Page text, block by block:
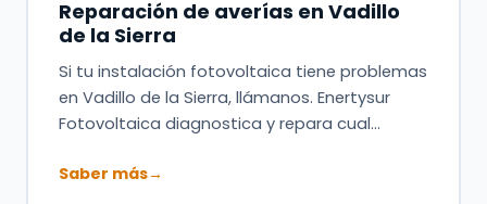
Reparación de averías en Vadillo
de la Sierra
Si tu instalación fotovoltaica tiene problemas
en Vadillo de la Sierra, llámanos. Enertysur
Fotovoltaica diagnostica y repara cual…
Saber más→